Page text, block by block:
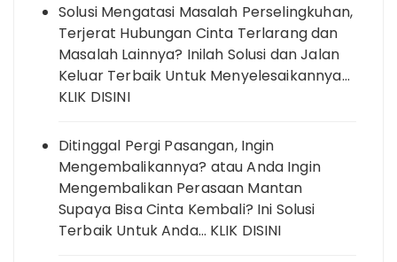
Solusi Mengatasi Masalah Perselingkuhan,
Terjerat Hubungan Cinta Terlarang dan
Masalah Lainnya? Inilah Solusi dan Jalan
Keluar Terbaik Untuk Menyelesaikannya…
KLIK DISINI
Ditinggal Pergi Pasangan, Ingin
Mengembalikannya? atau Anda Ingin
Mengembalikan Perasaan Mantan
Supaya Bisa Cinta Kembali? Ini Solusi
Terbaik Untuk Anda… KLIK DISINI